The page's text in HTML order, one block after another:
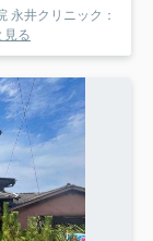
永井クリニック：
見る